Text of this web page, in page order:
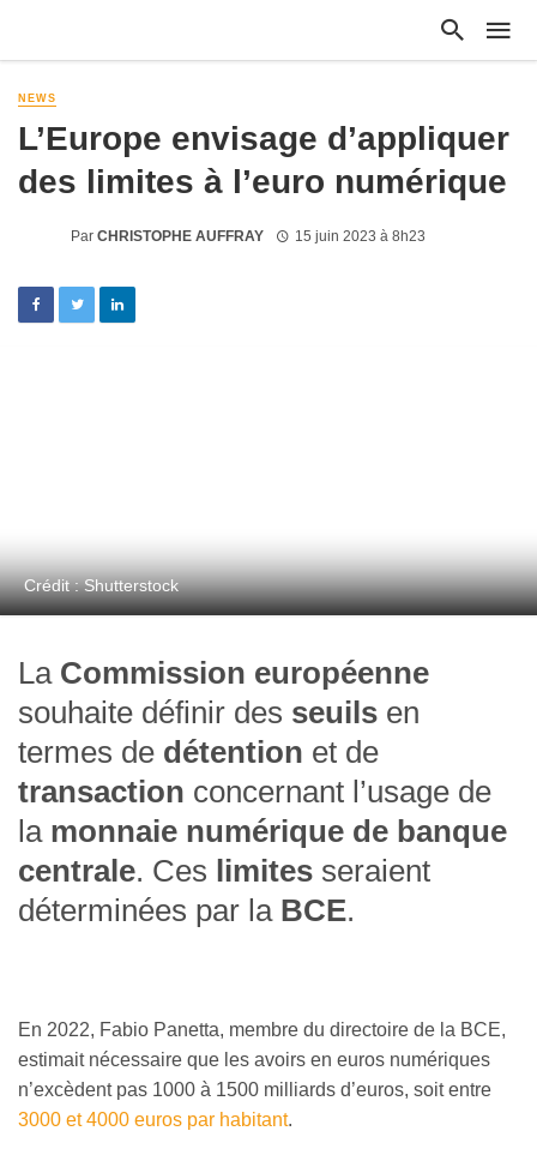
NEWS
L’Europe envisage d’appliquer
des limites à l’euro numérique
Par CHRISTOPHE AUFFRAY 15 juin 2023 à 8h23
Crédit : Shutterstock
La Commission européenne
souhaite définir des seuils en
termes de détention et de
transaction concernant l’usage de
la monnaie numérique de banque
centrale. Ces limites seraient
déterminées par la BCE.
En 2022, Fabio Panetta, membre du directoire de la BCE,
estimait nécessaire que les avoirs en euros numériques
n’excèdent pas 1000 à 1500 milliards d’euros, soit entre
3000 et 4000 euros par habitant.